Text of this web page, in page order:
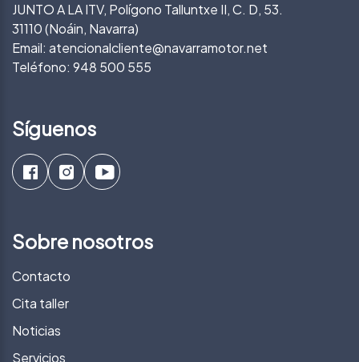
JUNTO A LA ITV, Polígono Talluntxe II, C. D, 53.
31110 (Noáin, Navarra)
Email: atencionalcliente@navarramotor.net
Teléfono: 948 500 555
Síguenos
Sobre nosotros
Contacto
Cita taller
Noticias
Servicios